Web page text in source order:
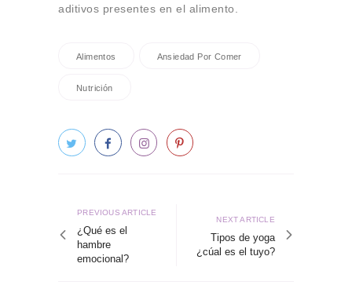
aditivos presentes en el alimento.
Alimentos Ansiedad Por Comer
Nutrición
de
entradas
Previous
article
PREVIOUS ARTICLE
¿Qué es el
hambre
emocional?
Next
article
NEXT ARTICLE
Tipos de yoga
¿cúal es el tuyo?